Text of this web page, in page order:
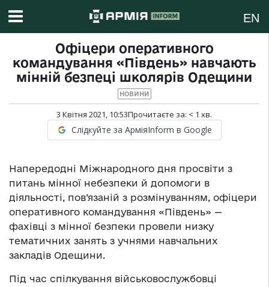
EN
Офіцери оперативного
командування «Південь» навчають
мінній безпеці школярів Одещини
НОВИНИ
3 Квітня 2021, 10:53Прочитаєте за: < 1 хв.
Слідкуйте за АрміяInform в Google
Напередодні Міжнародного дня просвіти з
питань мінної небезпеки й допомоги в
діяльності, пов’язаній з розмінуванням, офіцери
оперативного командування «Південь» —
фахівці з мінної безпеки провели низку
тематичних занять з учнями навчальних
закладів Одещини.
Під час спілкування військовослужбовці